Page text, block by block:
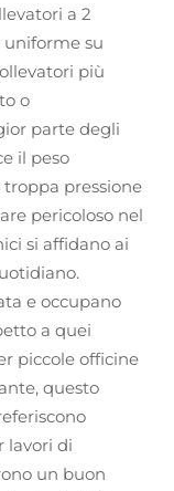
a 2
uniforme su
più
o
parte degli
il peso
pressione
pericoloso nel
si affidano ai
e occupano
a quei
piccole officine
questo
lavori di
un buon